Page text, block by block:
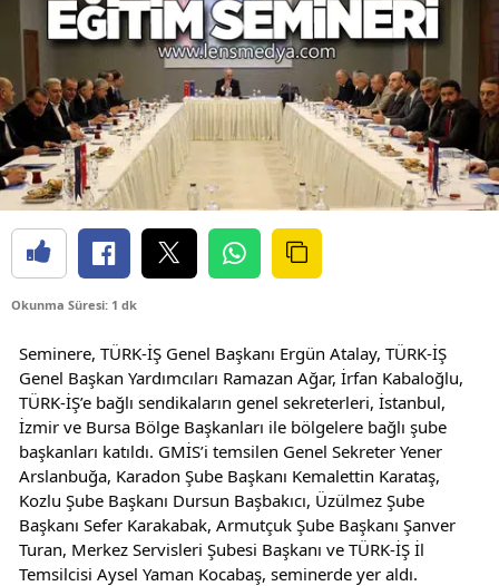
Okunma Süresi: 1 dk
Seminere, TÜRK-İŞ Genel Başkanı Ergün Atalay, TÜRK-İŞ
Genel Başkan Yardımcıları Ramazan Ağar, İrfan Kabaloğlu,
TÜRK-İŞ’e bağlı sendikaların genel sekreterleri, İstanbul,
İzmir ve Bursa Bölge Başkanları ile bölgelere bağlı şube
başkanları katıldı. GMİS’i temsilen Genel Sekreter Yener
Arslanbuğa, Karadon Şube Başkanı Kemalettin Karataş,
Kozlu Şube Başkanı Dursun Başbakıcı, Üzülmez Şube
Başkanı Sefer Karakabak, Armutçuk Şube Başkanı Şanver
Turan, Merkez Servisleri Şubesi Başkanı ve TÜRK-İŞ İl
Temsilcisi Aysel Yaman Kocabaş, seminerde yer aldı.